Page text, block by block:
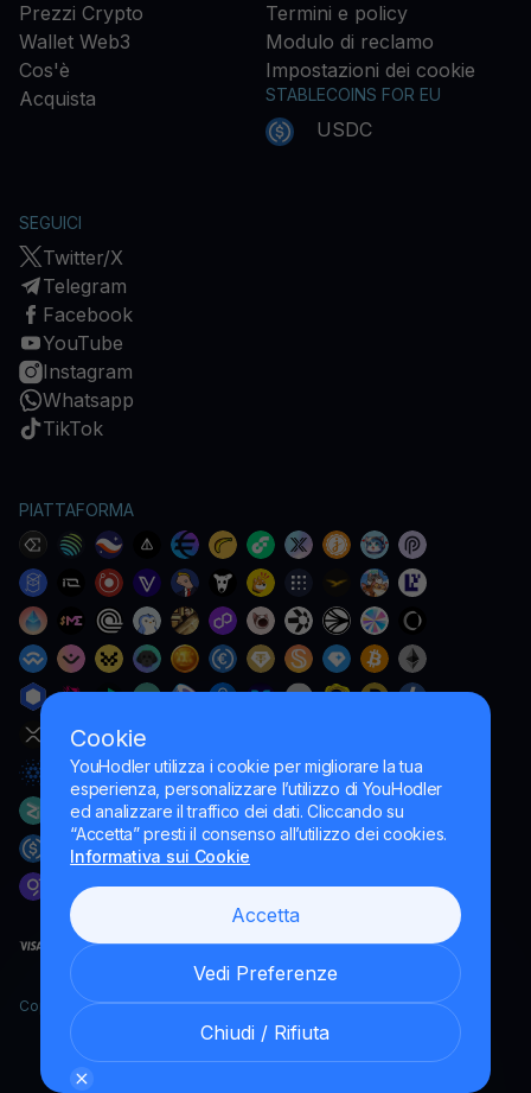
Cookie
YouHodler utilizza i cookie per migliorare la tua
esperienza, personalizzare l’utilizzo di YouHodler
ed analizzare il traffico dei dati. Cliccando su
“Accetta” presti il consenso all’utilizzo dei cookies.
Informativa sui Cookie
Accetta
Vedi Preferenze
Chiudi / Rifiuta
Prezzi Crypto
Wallet Web3
Cos'è
Acquista
Termini e policy
Modulo di reclamo
Impostazioni dei cookie
STABLECOINS FOR EU
USDC
SEGUICI
Twitter/X
Telegram
Facebook
YouTube
Instagram
Whatsapp
TikTok
PIATTAFORMA
Copyright YouHodler, 2026.